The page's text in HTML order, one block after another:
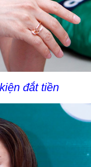
đắt tiền